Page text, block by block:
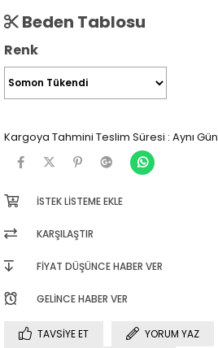
Beden Tablosu
Renk
Kargoya Tahmini Teslim Süresi : Aynı Gün
İSTEK LISTEME EKLE
KARŞILAŞTIR
FIYAT DÜŞÜNCE HABER VER
GELINCE HABER VER
TAVSIYE ET
YORUM YAZ